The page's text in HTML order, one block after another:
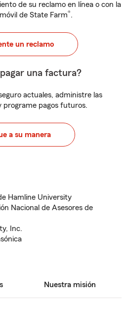
de su reclamo en línea o con la
de State Farm®.
un reclamo
una factura?
actuales, administre las
programe pagos futuros.
a su manera
Hamline University
Nacional de Asesores de
Inc.
Nuestra misión